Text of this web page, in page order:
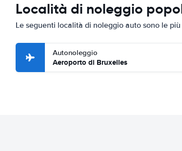
Località di noleggio
Le seguenti località di noleggio auto sono le
Autonoleggio
Aeroporto di Bruxelles